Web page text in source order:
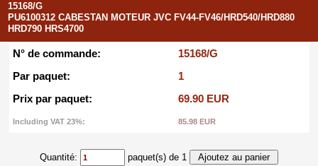
15168/G
PU6100312 CABESTAN MOTEUR JVC FV44-FV46/HRD540/HRD880
HRD790 HRS4700
N° de commande:
15168/G
Par paquet:
1
Prix par paquet:
69.90 EUR
Including VAT 23%: 85.98 EUR
Quantité: paquet(s) de 1